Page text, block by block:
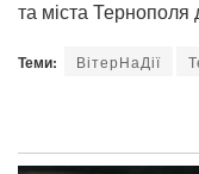
та міста
Теми: ВітерНаДії